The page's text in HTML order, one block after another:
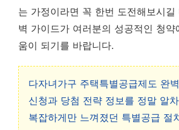
는 가정이라면 꼭 한번 도전해보시
벽 가이드가 여러분의 성공적인 청약
움이 되기를 바랍니다.
다자녀가구 주택특별공급제도 완
신청과 당첨 전략 정보를 정말 알
복잡하게만 느껴졌던 특별공급 절